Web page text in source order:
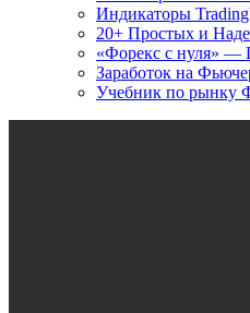
Индикаторы
20+ Простых и
«Форекс с нуля» —
Заработок на
Учебник по